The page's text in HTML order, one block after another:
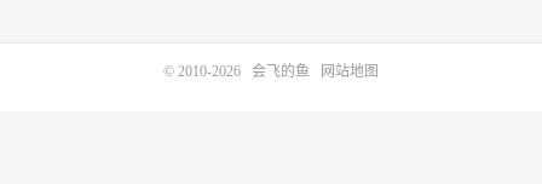
© 2010-2026 会飞的鱼 网站地图